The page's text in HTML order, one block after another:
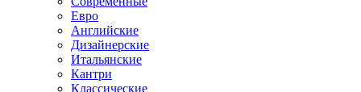
Евро
Английские
Дизайнерские
Итальянские
Кантри
Классические